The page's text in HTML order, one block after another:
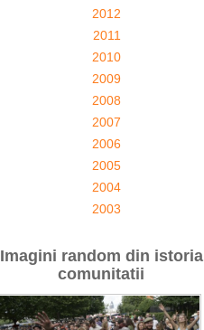
2012
2011
2010
2009
2008
2007
2006
2005
2004
2003
Imagini random din istoria
comunitatii